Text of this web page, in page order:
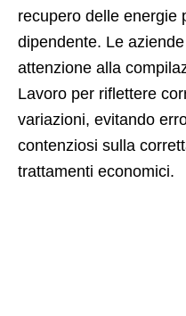
recupero delle energie
dipendente. Le
attenzione alla
Lavoro per riflettere
variazioni, evitando
contenziosi sulla
trattamenti economici.